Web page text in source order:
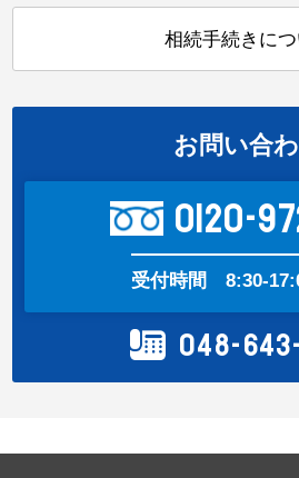
相続手続きに
お問い合
0120-
受付時間 8:30-
048-